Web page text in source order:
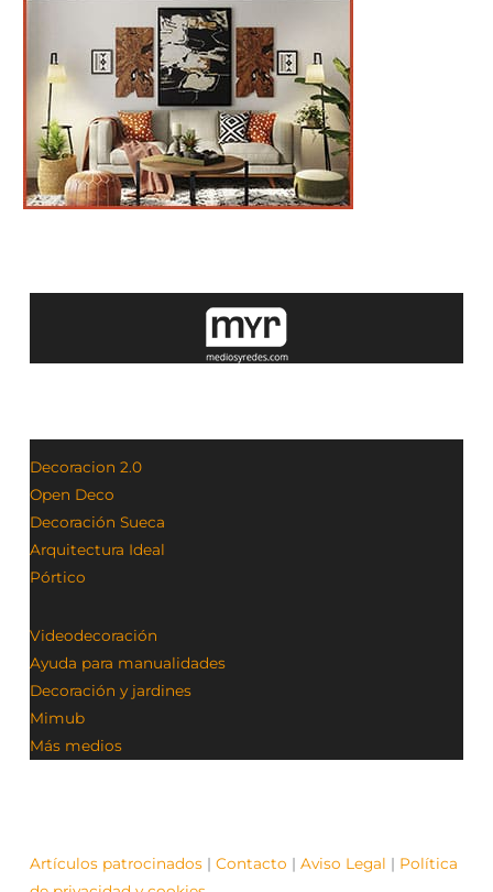
Decoracion 2.0
Open Deco
Decoración Sueca
Arquitectura Ideal
Pórtico
Videodecoración
Ayuda para manualidades
Decoración y jardines
Mimub
Más medios
Artículos patrocinados |Contacto |Aviso Legal | Política